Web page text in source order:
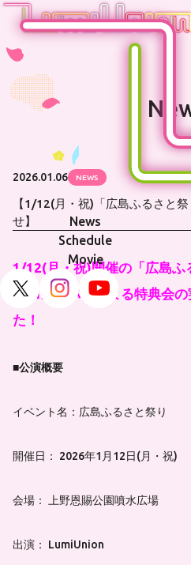
News
Schedule
Movie
2026.01.06 NEWS
【1/12(月・祝)「広島ふるさと
せ】
1/12(月・祝)開催の「広島ふ
nionメンバーによる特典会
た！
■公演概要
イベント名：広島ふるさと祭り
開催日： 2026年1月12日(月・祝)
会場： 上野恩賜公園噴水広場
出演： LumiUnion